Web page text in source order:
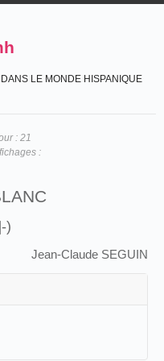
LE MONDE HISPANIQUE
: 21
:
)
Jean-Claude SEGUIN